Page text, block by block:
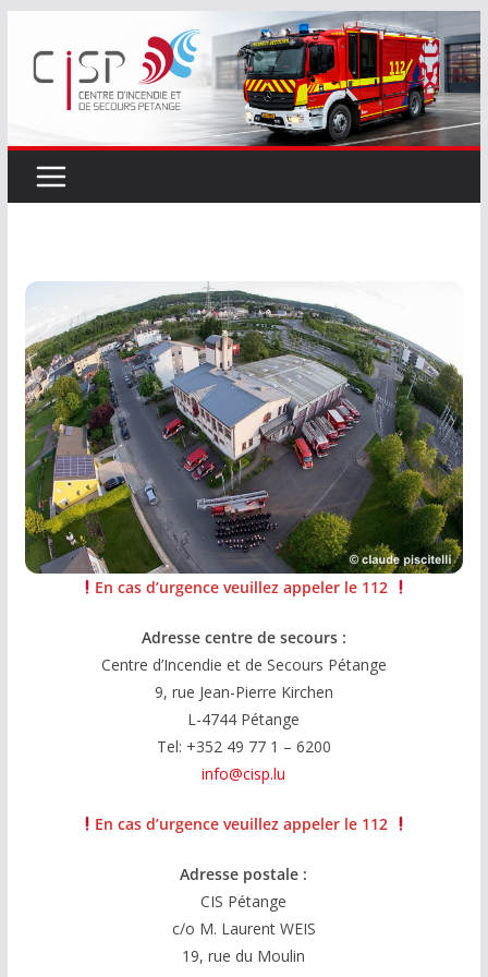
contenu
En cas d’urgence veuillez appeler le 112
Adresse centre de secours :
Centre d’Incendie et de Secours Pétange
9, rue Jean-Pierre Kirchen
L-4744 Pétange
Tel: +352 49 77 1 – 6200
info@cisp.lu
En cas d’urgence veuillez appeler le 112
Adresse postale :
CIS Pétange
c/o M. Laurent WEIS
19, rue du Moulin